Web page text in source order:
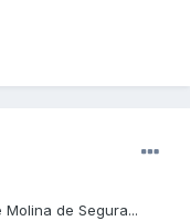
de Segura...